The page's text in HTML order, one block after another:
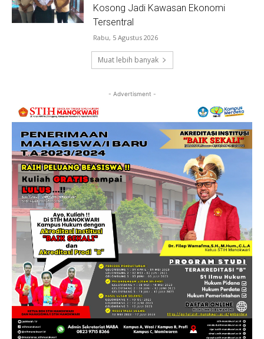
Kosong Jadi Kawasan Ekonomi
Tersentral
Rabu, 5 Agustus 2026
Muat lebih banyak
- Advertisment -